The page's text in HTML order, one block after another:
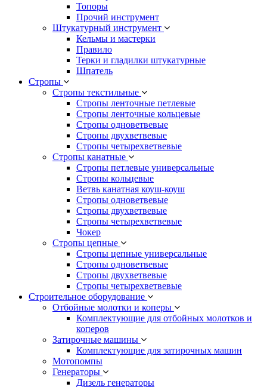
Топоры
Прочий инструмент
Штукатурный инструмент
Кельмы и мастерки
Правило
Терки и гладилки штукатурные
Шпатель
Стропы
Стропы текстильные
Стропы ленточные петлевые
Стропы ленточные кольцевые
Стропы одноветвевые
Стропы двухветвевые
Стропы четырехветвевые
Стропы канатные
Стропы петлевые универсальные
Стропы кольцевые
Ветвь канатная коуш-коуш
Стропы одноветвевые
Стропы двухветвевые
Стропы четырехветвевые
Чокер
Стропы цепные
Стропы цепные универсальные
Стропы одноветвевые
Стропы двухветвевые
Стропы четырехветвевые
Строительное оборудование
Отбойные молотки и коперы
Комплектующие для отбойных молотков и
коперов
Затирочные машины
Комплектующие для затирочных машин
Мотопомпы
Генераторы
Дизель генераторы